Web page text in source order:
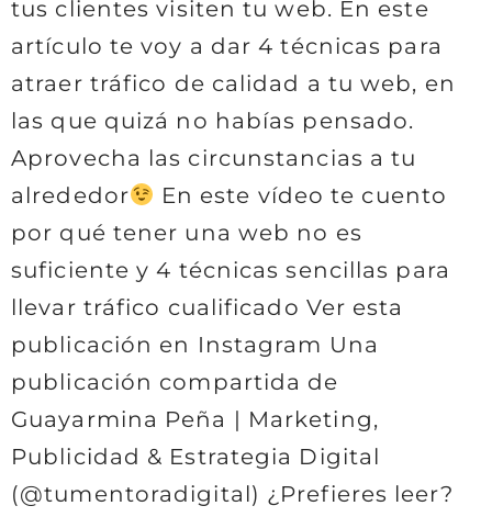
tus clientes visiten tu web. En este
artículo te voy a dar 4 técnicas para
atraer tráfico de calidad a tu web, en
las que quizá no habías pensado.
Aprovecha las circunstancias a tu
alrededor
En este vídeo te cuento
por qué tener una web no es
suficiente y 4 técnicas sencillas para
llevar tráfico cualificado Ver esta
publicación en Instagram Una
publicación compartida de
Guayarmina Peña | Marketing,
Publicidad & Estrategia Digital
(@tumentoradigital) ¿Prefieres leer?